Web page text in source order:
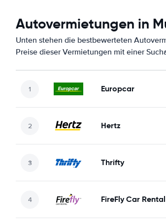
Autovermietungen in
Unten stehen die bestbewerteten
Preise dieser Vermietungen mit einer
Europcar
Hertz
Thrifty
FireFly Car Rental